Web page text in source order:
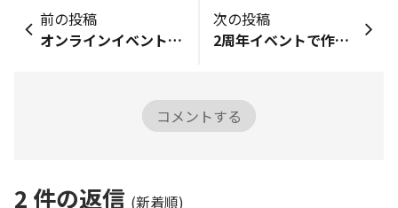
前の投稿
オンラインイベント【プログラム②】だいぞううちわキーホルダー作り
次の投稿
2周年イベントで作ったストラップ
コメントする
2 件の返信 (新着順)